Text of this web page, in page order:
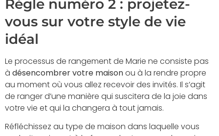
Règle numéro 2 : projetez-
vous sur votre style de vie
idéal
Le processus de rangement de Marie ne consiste pas
à désencombrer votre maisonou à la rendre propre
au moment où vous allez recevoir des invités. Il s’agit
de ranger d’une manière qui suscitera de la joie dans
votre vie et qui la changera à tout jamais.
Réfléchissez au type de maison dans laquelle vous